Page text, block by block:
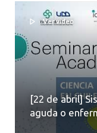
Ver video
[22 de abril]
aguda o